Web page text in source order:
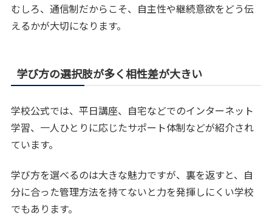
むしろ、通信制だからこそ、自主性や継続意欲をどう伝
えるかが大切になります。
学び方の選択肢が多く相性差が大きい
学校公式では、平日講座、自宅などでのインターネット
学習、一人ひとりに応じたサポート体制などが紹介され
ています。
学び方を選べるのは大きな魅力ですが、裏を返すと、自
分に合った管理方法を持てないと力を発揮しにくい学校
でもあります。